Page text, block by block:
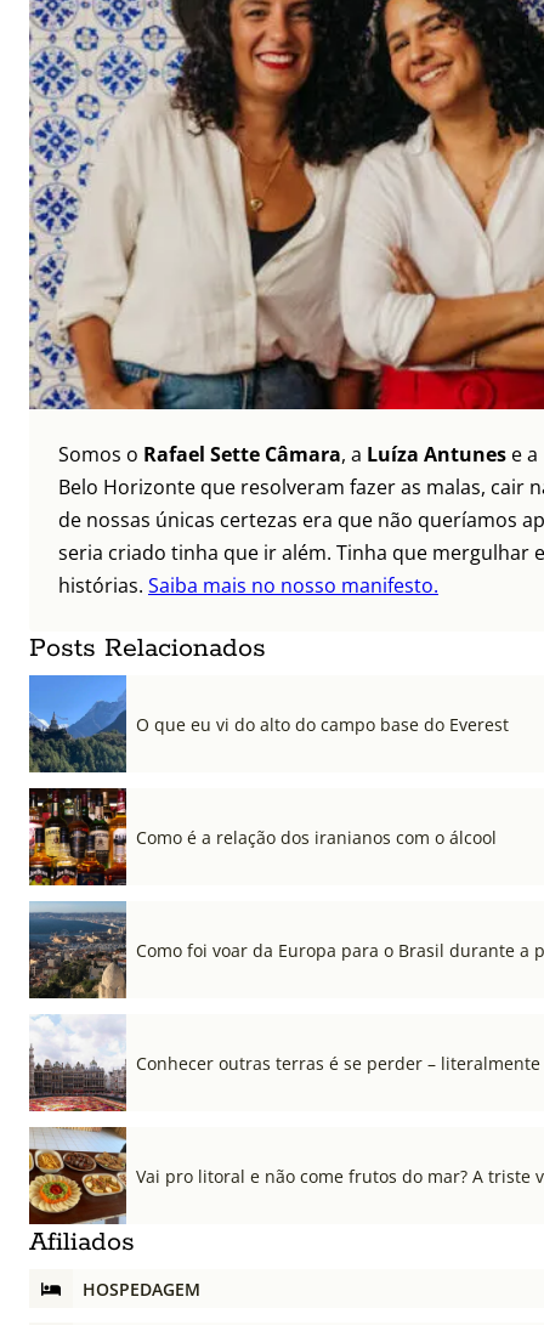
Somos o Rafael Sette Câmara, a Luíza Antunes e a
Belo Horizonte que resolveram fazer as malas, cair
de nossas únicas certezas era que não queríamos
seria criado tinha que ir além. Tinha que mergulhar
histórias. Saiba mais no nosso manifesto.
Posts Relacionados
O que eu vi do alto do campo base do Everest
Como é a relação dos iranianos com o álcool
Como foi voar da Europa para o Brasil durante a
Conhecer outras terras é se perder – literalmente
Vai pro litoral e não come frutos do mar? A triste
Afiliados
HOSPEDAGEM